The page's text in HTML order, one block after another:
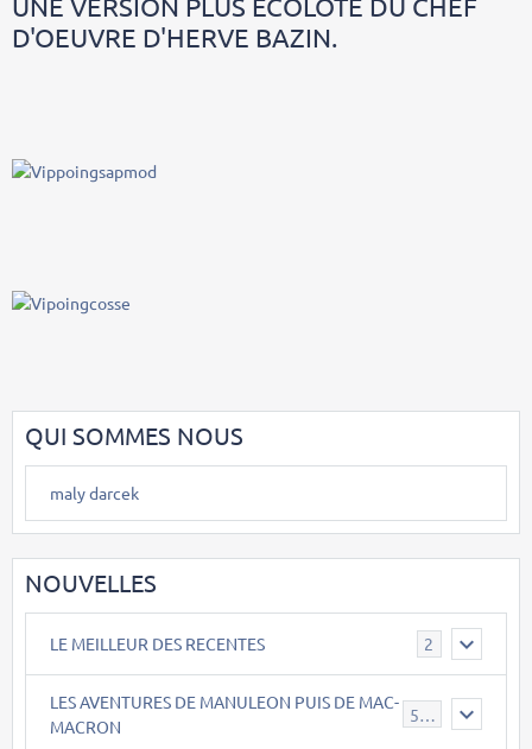
D'OEUVRE D'HERVE BAZIN.
QUI SOMMES NOUS
maly darcek
NOUVELLES
LE MEILLEUR DES RECENTES 2
LES AVENTURES DE MANULEON PUIS DE MAC-
MACRON
543